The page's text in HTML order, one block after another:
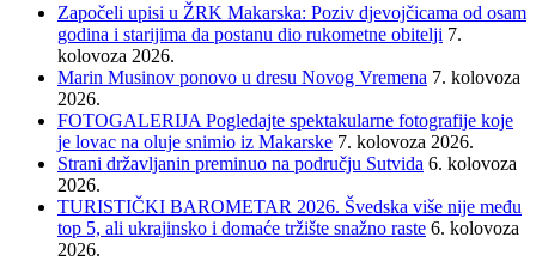
Započeli upisi u ŽRK Makarska: Poziv djevojčicama od osam
godina i starijima da postanu dio rukometne obitelji 7.
kolovoza 2026.
Marin Musinov ponovo u dresu Novog Vremena 7. kolovoza
2026.
FOTOGALERIJA Pogledajte spektakularne fotografije koje
je lovac na oluje snimio iz Makarske 7. kolovoza 2026.
Strani državljanin preminuo na području Sutvida 6. kolovoza
2026.
TURISTIČKI BAROMETAR 2026. Švedska više nije među
top 5, ali ukrajinsko i domaće tržište snažno raste 6. kolovoza
2026.